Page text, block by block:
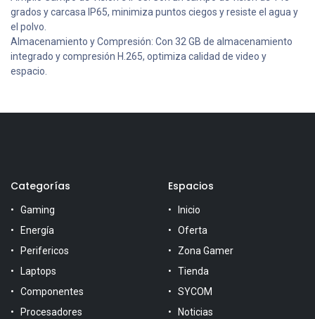
grados y carcasa IP65, minimiza puntos ciegos y resiste el agua y
el polvo.
Almacenamiento y Compresión: Con 32 GB de almacenamiento
integrado y compresión H.265, optimiza calidad de video y
espacio.
Categorías
Gaming
Energía
Perifericos
Laptops
Componentes
Procesadores
Espacios
Inicio
Oferta
Zona Gamer
Tienda
SYCOM
Noticias